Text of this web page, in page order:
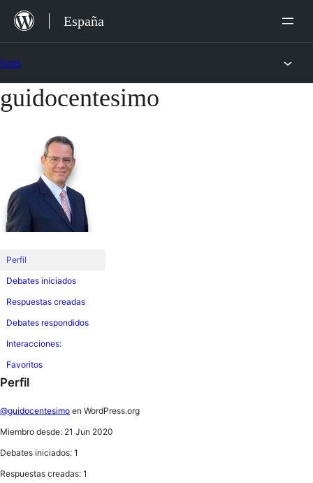
Saltar
España
Saltar
al
contenido
guidocentesimo
Perfil
Debates iniciados
Respuestas creadas
Debates respondidos
Interacciones:
Favoritos
Perfil
@guidocentesimo en WordPress.org
Miembro desde: 21 Jun 2020
Debates iniciados: 1
Respuestas creadas: 1